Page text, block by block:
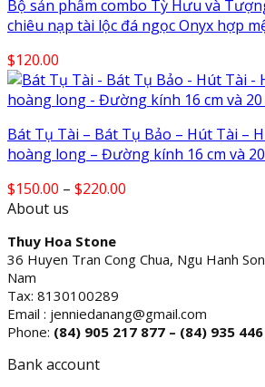
Bộ sản phẩm combo Tỳ Hưu và
chiêu nạp tài lộc đá ngọc Onyx hợp
$120.00
Bát Tụ Tài – Bát Tụ Bảo – Hút Tài –
hoàng long – Đường kính 16 cm và
$150.00 – $220.00
$220.00
About us
Thuy Hoa Stone
36 Huyen Tran Cong Chua, Ngu Hanh
Nam
Tax: 8130100289
Email : jenniedanang@gmail.com
Phone: (84) 905 217 877 – (84) 935
Bank account